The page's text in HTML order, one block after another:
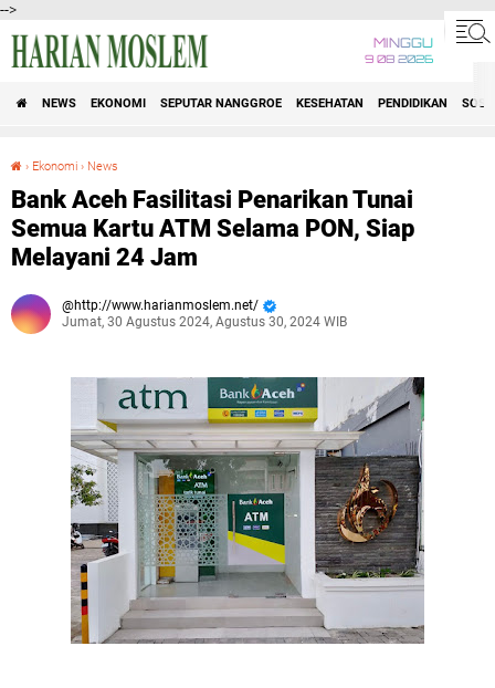
-->
MINGGU
9 08 2026
NEWS EKONOMI SEPUTAR NANGGROE KESEHATAN PENDIDIKAN
› Ekonomi › News
Bank Aceh Fasilitasi Penarikan Tunai
Semua Kartu ATM Selama PON, Siap
Melayani 24 Jam
http://www.harianmoslem.net/
Jumat, 30 Agustus 2024, Agustus 30, 2024 WIB